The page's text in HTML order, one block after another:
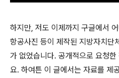
하지만, 저도 이제까지 구글에서
항공사진 등이 제작된 지방자치단
가 없었습니다. 공개적으로 요청
요. 하여튼 이 글에서는 자료를 제